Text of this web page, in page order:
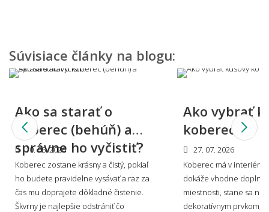
doma?
Viete mi miestnosť namodelovať aj do iného
štýlu interiéru?
🎨 Dizajn farby a štýl
👨‍Odpovede nižšie boli písané v spolupráci s profesionálnym
dizajnérom Miroslavom Holešom.
Súvisiace články na blogu:
Ako sa starať o
koberec (behúň) a
správne ho vyčistiť?
10. 06. 2026
Koberec zostane krásny a čistý, pokiaľ
ho budete pravidelne vysávať a raz za
čas mu doprajete dôkladné čistenie.
Škvrny je najlepšie odstrániť čo
Ako vybrať
koberec?
27. 07. 2026
Koberec má v interiéri
dokáže vhodne doplniť
miestnosti, stane sa
dekoratívnym prvkom,